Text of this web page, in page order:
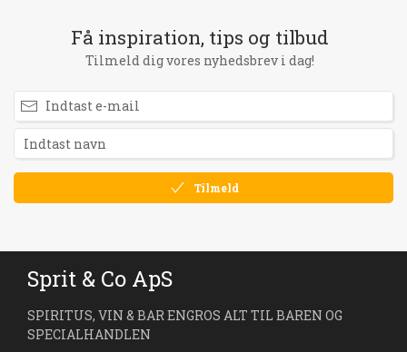
Få inspiration, tips og tilbud
Tilmeld dig vores nyhedsbrev i dag!
Tilmeld
Sprit & Co ApS
SPIRITUS, VIN & BAR ENGROS ALT TIL BAREN OG
SPECIALHANDLEN